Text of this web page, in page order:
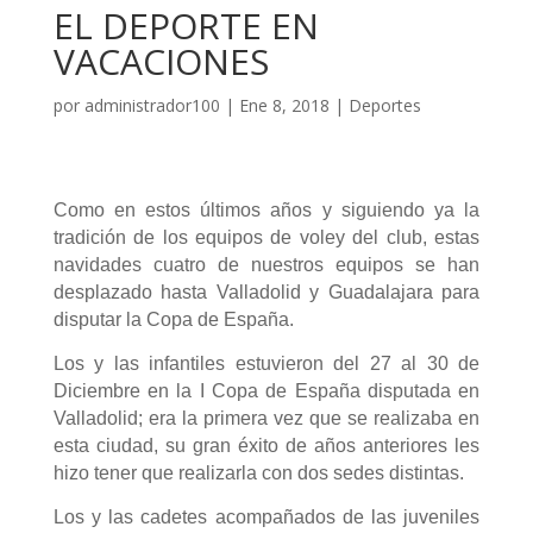
EL DEPORTE EN
VACACIONES
por administrador100 | Ene 8, 2018 | Deportes
Como en estos últimos años y siguiendo ya la
tradición de los equipos de voley del club, estas
navidades cuatro de nuestros equipos se han
desplazado hasta Valladolid y Guadalajara para
disputar la Copa de España.
Los y las infantiles estuvieron del 27 al 30 de
Diciembre en la I Copa de España disputada en
Valladolid; era la primera vez que se realizaba en
esta ciudad, su gran éxito de años anteriores les
hizo tener que realizarla con dos sedes distintas.
Los y las cadetes acompañados de las juveniles